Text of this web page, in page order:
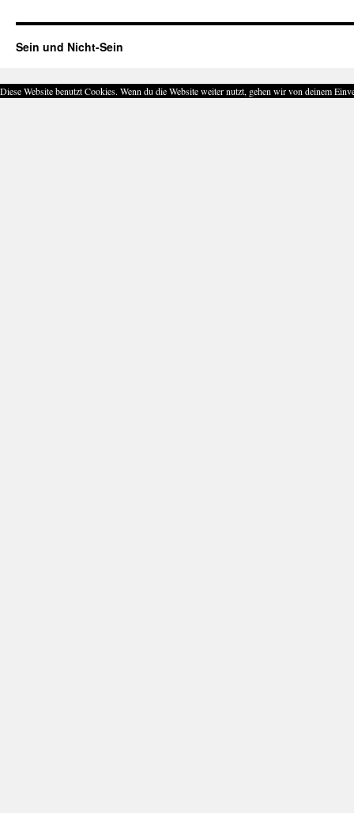
Sein und Nicht-Sein
Diese Website benutzt Cookies. Wenn du die Website weiter nutzt, gehen wir von deinem